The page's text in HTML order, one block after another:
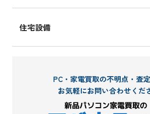
住宅設備
PC・家電買取の不明点・査
お気軽にお問い合わせくだ